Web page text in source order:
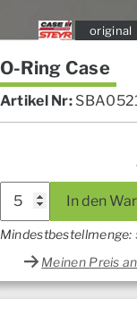
original
O-Ring Case
Artikel Nr:
In den
Mindestbestellmenge:
Meinen Preis